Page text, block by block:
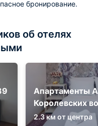
бронирование.
об отелях
Апартаменты
Королевских
2.3 км от центра